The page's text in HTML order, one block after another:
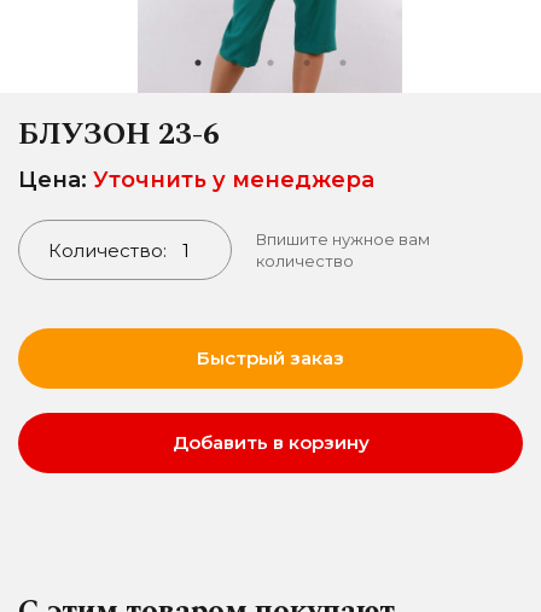
БЛУЗОН 23-6
Цена: Уточнить у менеджера
Количество:
Впишите нужное вам
количество
Быстрый заказ
Добавить в корзину